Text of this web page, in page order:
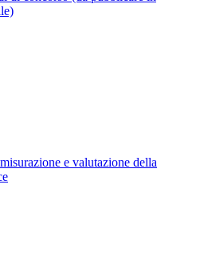
e valutazione della